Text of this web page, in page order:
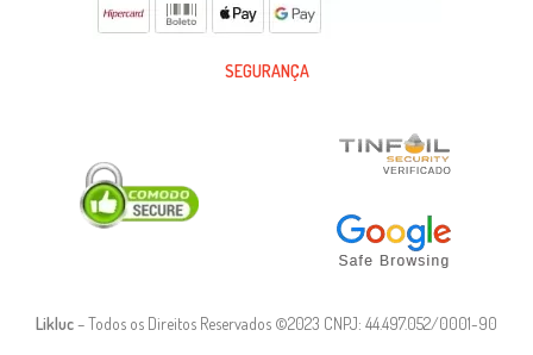
SEGURANÇA
Likluc– Todos os Direitos Reservados ©2023 CNPJ: 44.497.052/0001-90